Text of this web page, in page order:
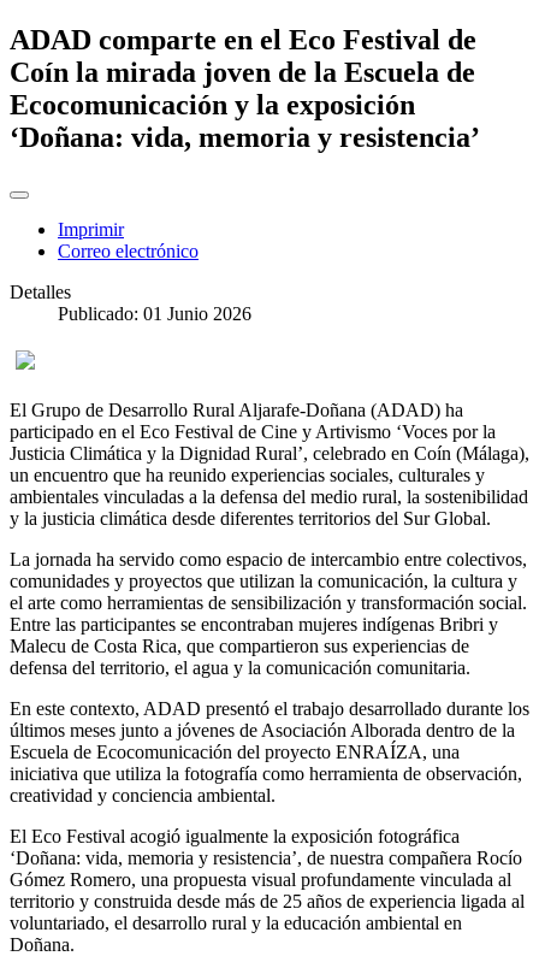
ADAD comparte en el Eco Festival de
Coín la mirada joven de la Escuela de
Ecocomunicación y la exposición
‘Doñana: vida, memoria y resistencia’
Imprimir
Correo electrónico
Detalles
Publicado: 01 Junio 2026
El Grupo de Desarrollo Rural Aljarafe-Doñana (ADAD) ha
participado en el Eco Festival de Cine y Artivismo ‘Voces por la
Justicia Climática y la Dignidad Rural’, celebrado en Coín (Málaga),
un encuentro que ha reunido experiencias sociales, culturales y
ambientales vinculadas a la defensa del medio rural, la sostenibilidad
y la justicia climática desde diferentes territorios del Sur Global.
La jornada ha servido como espacio de intercambio entre colectivos,
comunidades y proyectos que utilizan la comunicación, la cultura y
el arte como herramientas de sensibilización y transformación social.
Entre las participantes se encontraban mujeres indígenas Bribri y
Malecu de Costa Rica, que compartieron sus experiencias de
defensa del territorio, el agua y la comunicación comunitaria.
En este contexto, ADAD presentó el trabajo desarrollado durante los
últimos meses junto a jóvenes de Asociación Alborada dentro de la
Escuela de Ecocomunicación del proyecto ENRAÍZA, una
iniciativa que utiliza la fotografía como herramienta de observación,
creatividad y conciencia ambiental.
El Eco Festival acogió igualmente la exposición fotográfica
‘Doñana: vida, memoria y resistencia’, de nuestra compañera Rocío
Gómez Romero, una propuesta visual profundamente vinculada al
territorio y construida desde más de 25 años de experiencia ligada al
voluntariado, el desarrollo rural y la educación ambiental en
Doñana.